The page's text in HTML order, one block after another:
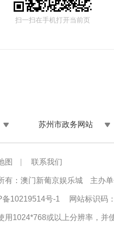
扫一扫在手机打开当前页
苏州市政务网站
图 联系我们
有：澳门新葡京娱乐城 主办
备10219514号-1 网站标识码
用1024*768或以上分辨率，并